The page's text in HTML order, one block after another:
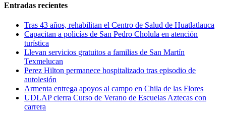
Entradas recientes
Tras 43 años, rehabilitan el Centro de Salud de Huatlatlauca
Capacitan a policías de San Pedro Cholula en atención
turística
Llevan servicios gratuitos a familias de San Martín
Texmelucan
Perez Hilton permanece hospitalizado tras episodio de
autolesión
Armenta entrega apoyos al campo en Chila de las Flores
UDLAP cierra Curso de Verano de Escuelas Aztecas con
carrera